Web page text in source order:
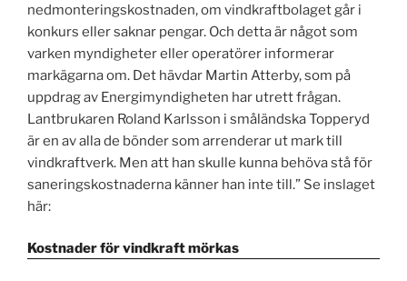
nedmonteringskostnaden, om vindkraftbolaget går i
konkurs eller saknar pengar. Och detta är något som
varken myndigheter eller operatörer informerar
markägarna om. Det hävdar Martin Atterby, som på
uppdrag av Energimyndigheten har utrett frågan.
Lantbrukaren Roland Karlsson i småländska Topperyd
är en av alla de bönder som arrenderar ut mark till
vindkraftverk. Men att han skulle kunna behöva stå för
saneringskostnaderna känner han inte till.” Se inslaget
här:
Kostnader för vindkraft mörkas